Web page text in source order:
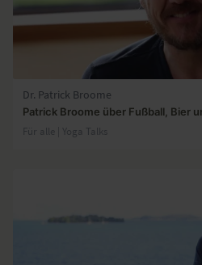
Dr. Patrick Broome
Patrick Broome über Fußball, Bier
Für alle | Yoga Talks